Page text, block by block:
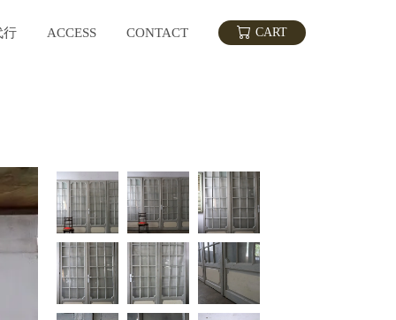
行 ACCESS CONTACT CART